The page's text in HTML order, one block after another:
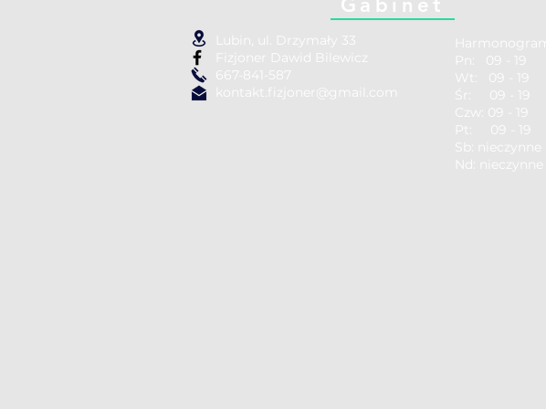
Gabinet
Lubin, ul. Drzymały 33
Fizjoner Dawid Bilewicz
667-841-587
kontakt.fizjoner@gmail.com
Harmonogram
Pn: 09 - 19
Wt: 09 - 19
Śr: 09 - 19
Czw: 09 - 19
Pt: 09 - 19
Sb: nieczynne
Nd: nieczynne